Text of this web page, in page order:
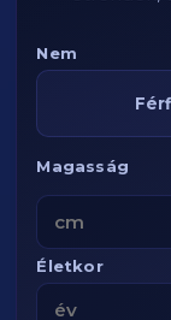
Nem
Magasság
Életkor